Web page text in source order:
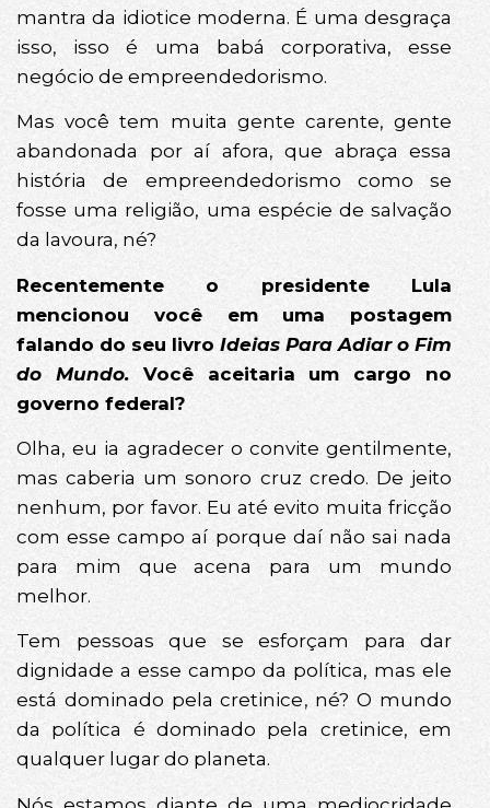
mantra da idiotice moderna. É uma desgraça
isso, isso é uma babá corporativa, esse
negócio de empreendedorismo.
Mas você tem muita gente carente, gente
abandonada por aí afora, que abraça essa
história de empreendedorismo como se
fosse uma religião, uma espécie de salvação
da lavoura, né?
Recentemente o presidente Lula
mencionou você em uma postagem
falando do seu livro Ideias Para Adiar o Fim
do Mundo.Você aceitaria um cargo no
governo federal?
Olha, eu ia agradecer o convite gentilmente,
mas caberia um sonoro cruz credo. De jeito
nenhum, por favor. Eu até evito muita fricção
com esse campo aí porque daí não sai nada
para mim que acena para um mundo
melhor.
Tem pessoas que se esforçam para dar
dignidade a esse campo da política, mas ele
está dominado pela cretinice, né? O mundo
da política é dominado pela cretinice, em
qualquer lugar do planeta.